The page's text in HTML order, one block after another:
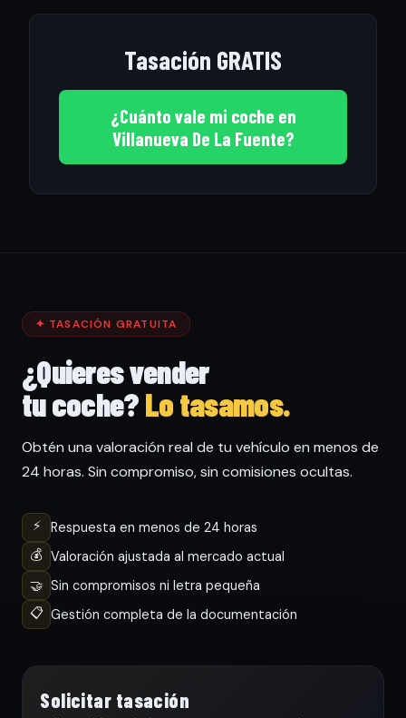
Tasación GRATIS
¿Cuánto vale mi coche en
Villanueva De La Fuente?
✦ TASACIÓN GRATUITA
¿Quieres vender
tu coche?Lo tasamos.
Obtén una valoración real de tu vehículo en menos de
24 horas. Sin compromiso, sin comisiones ocultas.
⚡
Respuesta en menos de 24 horas
💰 Valoración ajustada al mercado actual
🤝 Sin compromisos ni letra pequeña
📋 Gestión completa de la documentación
Solicitar tasación